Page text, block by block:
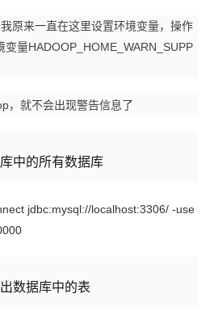
原来一直在这里设置环境变量，操作
量HADOOP_HOME_WARN_SUPP
，就不会出现警告信息了
中的所有数据库
jdbc:mysql://localhost:3306/ -use
数据库中的表